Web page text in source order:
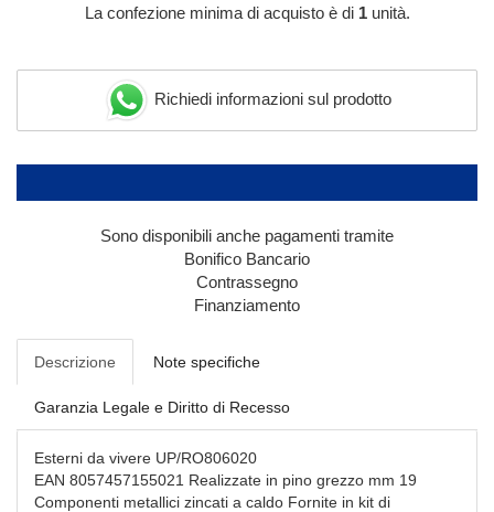
La confezione minima di acquisto è di 1unità.
Richiedi informazioni sul prodotto
Sono disponibili anche pagamenti tramite
Bonifico Bancario
Contrassegno
Finanziamento
Descrizione Note specifiche
Garanzia Legale e Diritto di Recesso
Esterni da vivere UP/RO806020
EAN 8057457155021 Realizzate in pino grezzo mm 19
Componenti metallici zincati a caldo Fornite in kit di